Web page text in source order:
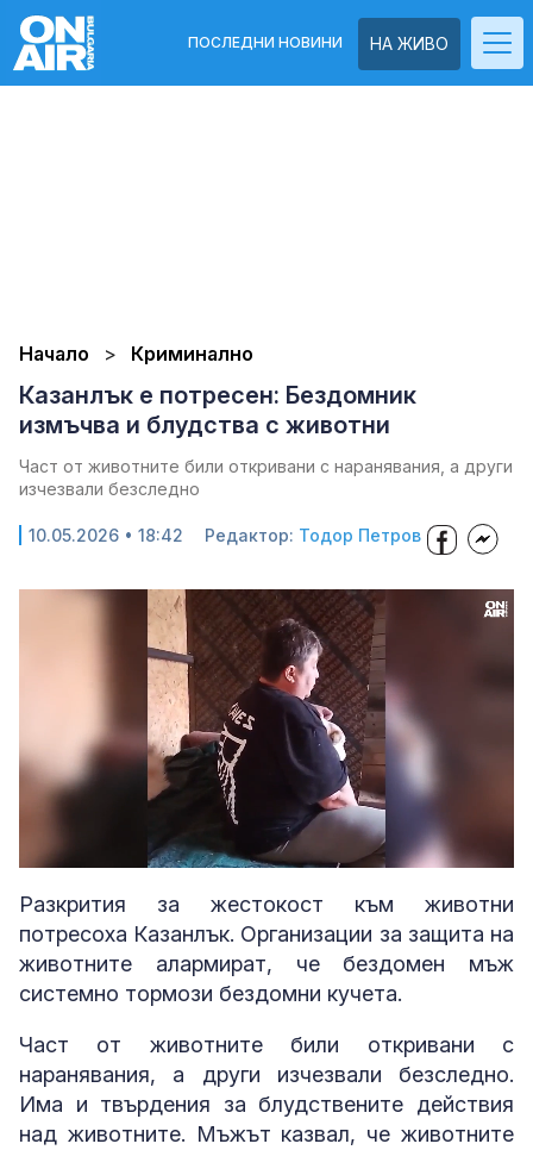
НА ЖИВО
ПОСЛЕДНИ НОВИНИ
Начало Криминално
Казанлък е потресен: Бездомник
измъчва и блудства с животни
Част от животните били откривани с наранявания, а други
изчезвали безследно
10.05.2026 • 18:42 Редактор: Тодор Петров
Loaded
100.00%
Разкрития за жестокост към животни
потресоха Казанлък. Организации за защита на
животните алармират, че бездомен мъж
системно тормози бездомни кучета.
Част от животните били откривани с
наранявания, а други изчезвали безследно.
Има и твърдения за блудствените действия
над животните. Мъжът казвал, че животните